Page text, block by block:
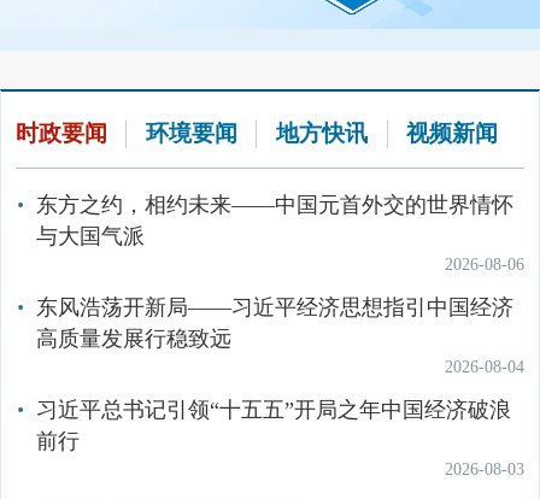
生态环境部发布7月上半月全国空气质量预报会
查看更多
直属单位
2026-07-14
中共中央办公厅、国务院办公厅印发《关于用
好乡镇（街道）履行职责事项清单的具体措
施》
中共中央办公厅印发《中国共产党发展党员工
作细则》
中共中央办公厅 国务院办公厅印发《美丽中国
建设成效考核办法》
国家地表水水质自动监测实时数据发布系统
国家海水水质监测数据发布
全国地表水质量状况
海水浴场水质周报
地表水水质月报
大气环境质量
全国空气质量预报信息
全国空气质量状况
空气质量预报
城市空气质量状况月报
固体废物与化学品管理 核与辐射安全监管
生态环境监测 生态环境执法
环境应急
中央和国家机关“两优一先”风采录
2026-07-17
生态环境部党组举办树立和践行正确政绩观学
习教育读书班暨理论学习中心组集体学习
关于表彰生态环境部优秀共产党员、优秀党务
工作者和先进基层党组织的决定
生态环境部“两优一先”表彰大会发言摘登
2026-07-03
时政要闻 环境要闻 地方快讯 视频新闻
东方之约，相约未来——中国元首外交的世界情怀
与大国气派
2026-08-06
东风浩荡开新局——习近平经济思想指引中国经济
高质量发展行稳致远
2026-08-04
习近平总书记引领“十五五”开局之年中国经济破浪
前行
2026-08-03